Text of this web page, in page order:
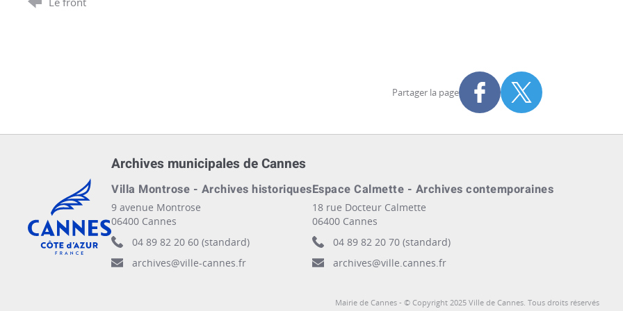
Partager la page
Partager sur Facebook
Partager sur X
Cannes, Côte d'Azur, France
Archives municipales de Cannes
Villa Montrose - Archives historiques
9 avenue Montrose
06400 Cannes
04 89 82 20 60 (standard)
archives@ville-cannes.fr
Espace Calmette - Archives contemporaines
18 rue Docteur Calmette
06400 Cannes
04 89 82 20 70 (standard)
archives@ville.cannes.fr
Mairie de Cannes - © Copyright 2025 Ville de Cannes. Tous droits réservés